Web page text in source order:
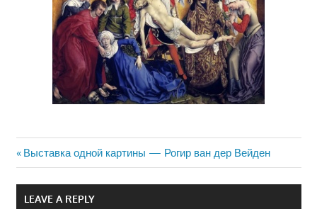
Навигация
по
Previous
Post:
Выставка одной картины — Рогир ван дер Вейден
LEAVE A REPLY